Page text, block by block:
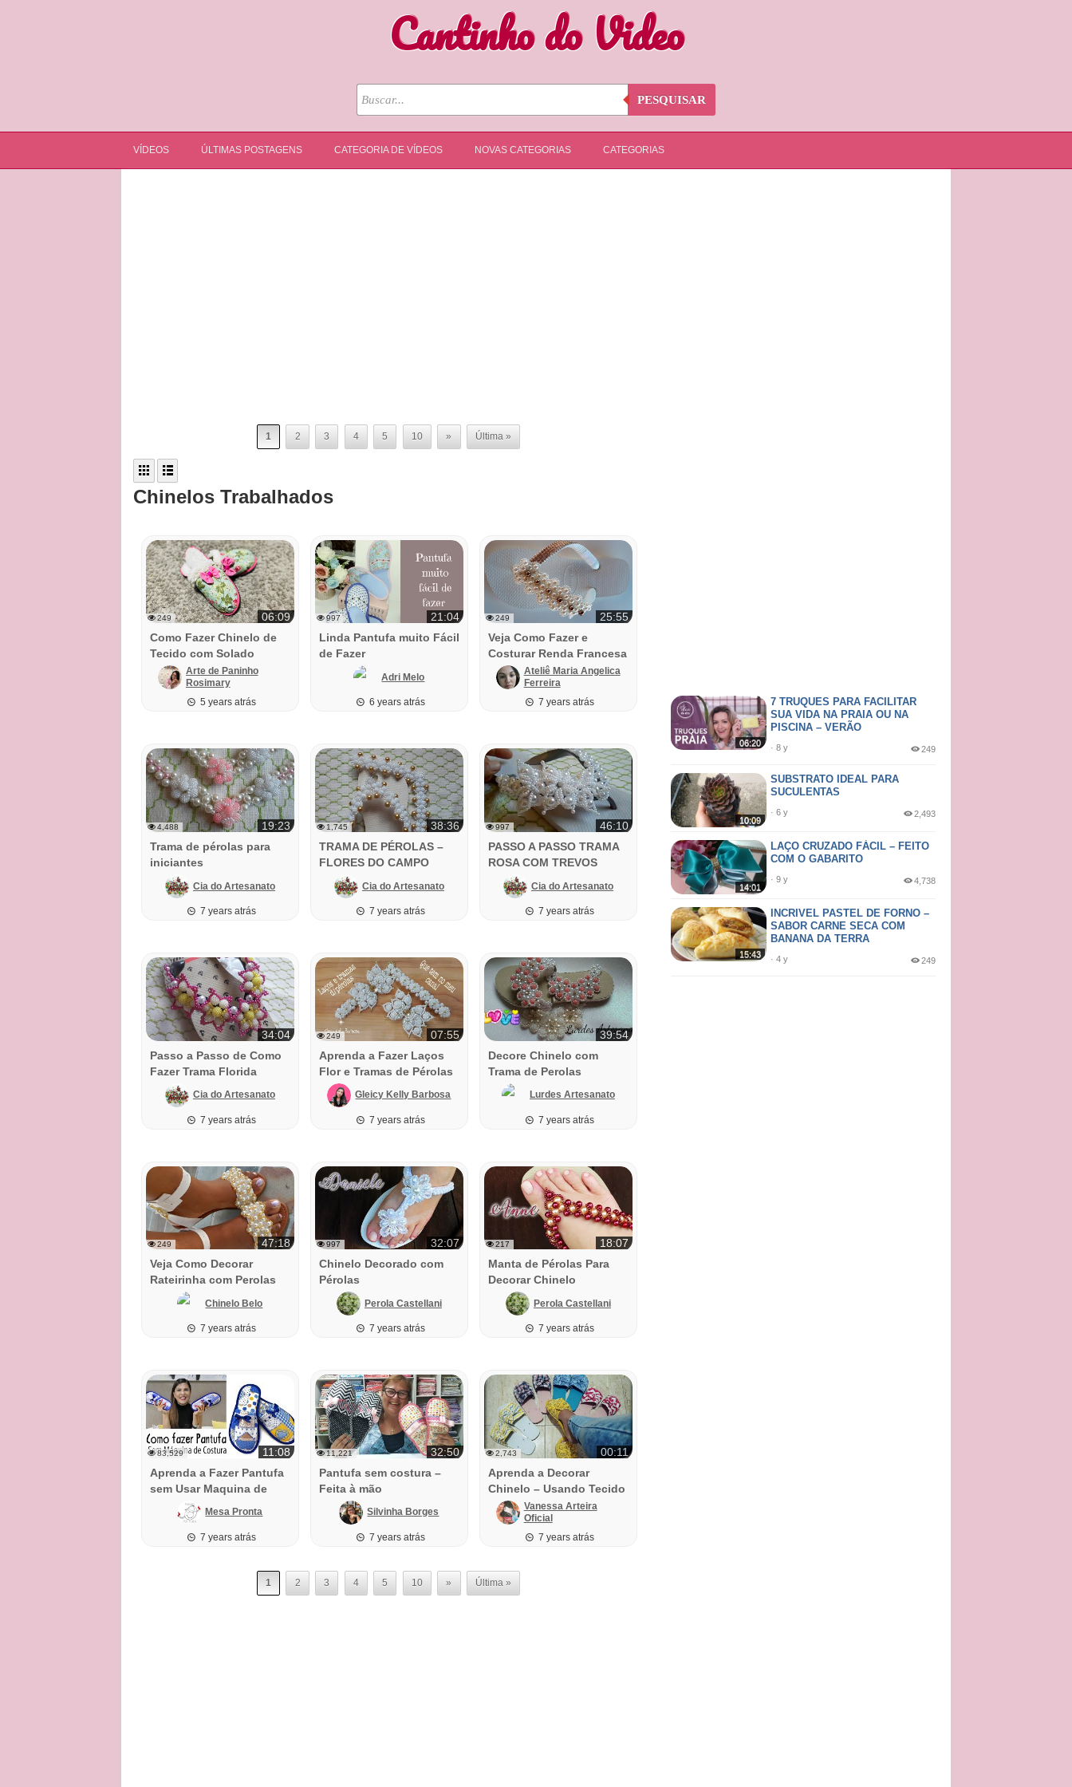
Cantinho do Video
PESQUISAR
VÍDEOS ÚLTIMAS POSTAGENS CATEGORIA DE VÍDEOS NOVAS CATEGORIAS CATEGORIAS
1 2 3 4 5 10 » Última »
Chinelos Trabalhados
249
06:09
Como Fazer Chinelo de
Tecido com Solado
Antiderrapante
Arte de Paninho
Rosimary
5 years atrás
997
21:04
Linda Pantufa muito Fácil
de Fazer
Adri Melo
6 years atrás
249
25:55
Veja Como Fazer e
Costurar Renda Francesa
Ateliê Maria Angelica
Ferreira
7 years atrás
4,488
19:23
Trama de pérolas para
iniciantes
Cia do Artesanato
7 years atrás
1,745
38:36
TRAMA DE PÉROLAS –
FLORES DO CAMPO
PARA NOIVAS
Cia do Artesanato
7 years atrás
997
46:10
PASSO A PASSO TRAMA
ROSA COM TREVOS
Cia do Artesanato
7 years atrás
34:04
Passo a Passo de Como
Fazer Trama Florida
Cia do Artesanato
7 years atrás
249
07:55
Aprenda a Fazer Laços
Flor e Tramas de Pérolas
Gleicy Kelly Barbosa
7 years atrás
39:54
Decore Chinelo com
Trama de Perolas
Lurdes Artesanato
7 years atrás
249
47:18
Veja Como Decorar
Rateirinha com Perolas
Chinelo Belo
7 years atrás
997
32:07
Chinelo Decorado com
Pérolas
Perola Castellani
7 years atrás
217
18:07
Manta de Pérolas Para
Decorar Chinelo
Perola Castellani
7 years atrás
83,529
11:08
Aprenda a Fazer Pantufa
sem Usar Maquina de
Costura
Mesa Pronta
7 years atrás
11,221
32:50
Pantufa sem costura –
Feita à mão
Silvinha Borges
7 years atrás
2,743
00:11
Aprenda a Decorar
Chinelo – Usando Tecido
Vanessa Arteira
Oficial
7 years atrás
1 2 3 4 5 10 » Última »
06:20
7 TRUQUES PARA FACILITAR
SUA VIDA NA PRAIA OU NA
PISCINA – VERÃO
· 8 y 249
10:09
SUBSTRATO IDEAL PARA
SUCULENTAS
· 6 y 2,493
14:01
LAÇO CRUZADO FÁCIL – FEITO
COM O GABARITO
· 9 y 4,738
15:43
INCRIVEL PASTEL DE FORNO –
SABOR CARNE SECA COM
BANANA DA TERRA
· 4 y 249